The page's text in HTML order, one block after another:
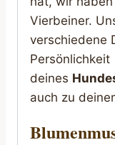
Vierbeiner.
verschiedene
Persönlichkeit
deines
auch zu